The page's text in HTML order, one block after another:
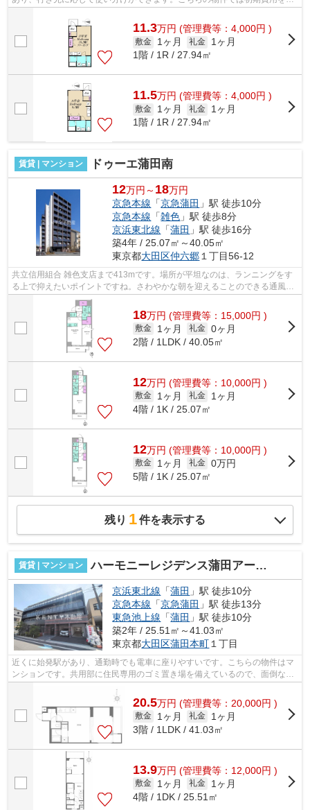
11.3万円 (管理費等：4,000円 )
敷金 1ヶ月 礼金
1ヶ月
1階 / 1R / 27.94㎡
11.5万円 (管理費等：4,000円 )
敷金 1ヶ月 礼金
1ヶ月
1階 / 1R / 27.94㎡
賃貸 | マンション ドゥーエ蒲田南
12万円～ 18万円
京急本線 「京急蒲田 」駅 徒歩10分
京急本線 「雑色 」駅 徒歩8分
京浜東北線 「蒲田 」駅 徒歩16分
築4年 / 25.07㎡～40.05㎡
東京都大田区仲六郷１丁目56-12
共立信用組合 雑色支店まで413mです。場所が平坦なのは、ランニングをす
る上で抑えたいポイントですね。さわやかな朝を迎えることのできる通風良
好な物件。外壁はタイル張りとなってい...
18万円 (管理費等：15,000円 )
敷金 1ヶ月 礼金 0ヶ月
2階 / 1LDK / 40.05㎡
12万円 (管理費等：10,000円 )
敷金 1ヶ月 礼金
1ヶ月
4階 / 1K / 25.07㎡
12万円 (管理費等：10,000円 )
敷金 1ヶ月 礼金 0万円
5階 / 1K / 25.07㎡
残り 1件を表示する
賃貸 | マンション ハーモニーレジデンス蒲田アートヴィラ
京浜東北線 「蒲田 」駅 徒歩10分
京急本線 「京急蒲田 」駅 徒歩13分
東急池上線 「蒲田 」駅 徒歩10分
築2年 / 25.51㎡～41.03㎡
東京都大田区蒲田本町 １丁目
近くに始発駅があり、通勤時でも電車に座りやすいです。こちらの物件はマ
ンションです。共用部に住民専用のゴミ置き場を備えているので、面倒なゴ
20.5万円 (管理費等：20,000円 )
敷金 1ヶ月 礼金
1ヶ月
3階 / 1LDK / 41.03㎡
13.9万円 (管理費等：12,000円 )
敷金 1ヶ月 礼金
1ヶ月
4階 / 1DK / 25.51㎡